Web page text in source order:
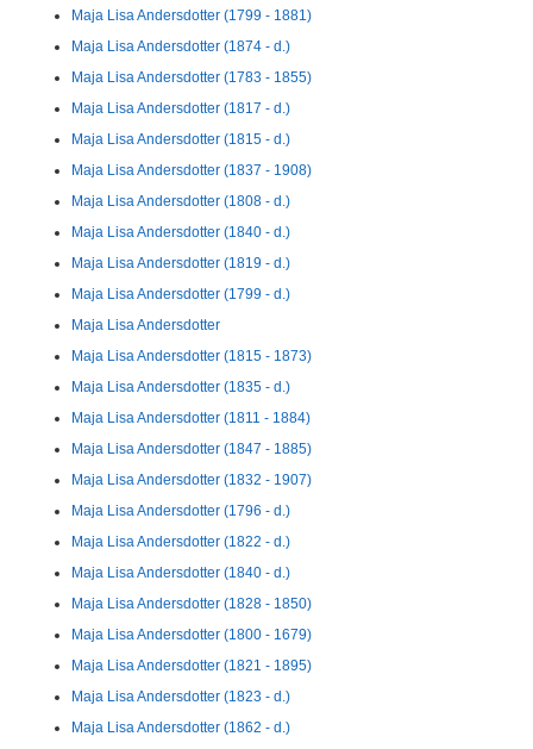
Maja Lisa Andersdotter (1799 - 1881)
Maja Lisa Andersdotter (1874 - d.)
Maja Lisa Andersdotter (1783 - 1855)
Maja Lisa Andersdotter (1817 - d.)
Maja Lisa Andersdotter (1815 - d.)
Maja Lisa Andersdotter (1837 - 1908)
Maja Lisa Andersdotter (1808 - d.)
Maja Lisa Andersdotter (1840 - d.)
Maja Lisa Andersdotter (1819 - d.)
Maja Lisa Andersdotter (1799 - d.)
Maja Lisa Andersdotter
Maja Lisa Andersdotter (1815 - 1873)
Maja Lisa Andersdotter (1835 - d.)
Maja Lisa Andersdotter (1811 - 1884)
Maja Lisa Andersdotter (1847 - 1885)
Maja Lisa Andersdotter (1832 - 1907)
Maja Lisa Andersdotter (1796 - d.)
Maja Lisa Andersdotter (1822 - d.)
Maja Lisa Andersdotter (1840 - d.)
Maja Lisa Andersdotter (1828 - 1850)
Maja Lisa Andersdotter (1800 - 1679)
Maja Lisa Andersdotter (1821 - 1895)
Maja Lisa Andersdotter (1823 - d.)
Maja Lisa Andersdotter (1862 - d.)